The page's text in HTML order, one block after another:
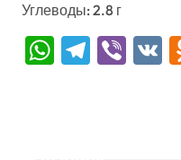
Углеводы: 2.8 г